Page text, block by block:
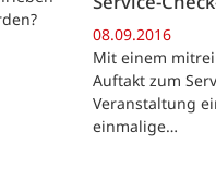
08.09.2016
Mit einem
Auftakt zum
Veranstaltung
einmalige…